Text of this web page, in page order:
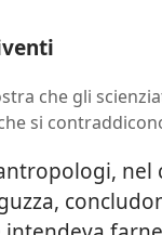
che gli
si